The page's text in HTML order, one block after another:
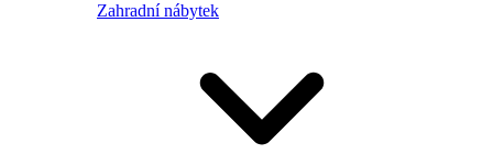
Zahradní nábytek